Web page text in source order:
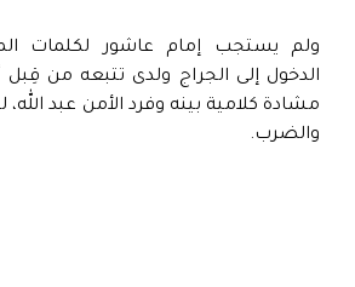
ولم يستجب إمام عاشور لكلمات
الدخول إلى الجراج ولدى تتبعه من قِبل
مشادة كلامية بينه وفرد الأمن عبد
والضرب.